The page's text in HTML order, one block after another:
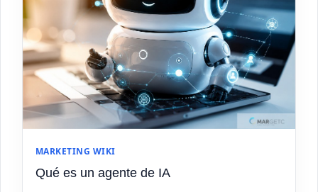
MARKETING WIKI
Qué es un agente de IA